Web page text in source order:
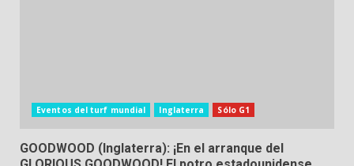
Eventos del turf mundial Inglaterra Sólo G1
GOODWOOD (Inglaterra): ¡En el arranque del